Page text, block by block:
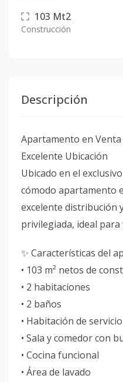
103 Mt2
Construcción
Descripción
Apartamento en
Excelente Ubicación
Ubicado en el
cómodo apartamento
excelente distribución
privilegiada, ideal
✨ Características del
• 103 m² netos de
• 2 habitaciones
• 2 baños
• Habitación de
• Sala y comedor con
• Cocina funcional
• Área de lavado